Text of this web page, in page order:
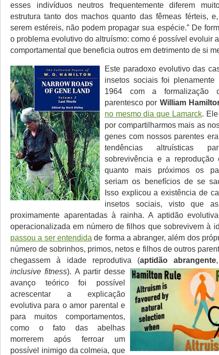
esses indivíduos neutros frequentemente diferem
estrutura tanto dos machos quanto das fêmeas férteis,
serem estéreis, não podem propagar sua espécie.” De
o problema evolutivo do altruísmo: como é possível evoluir
comportamental que beneficia outros em detrimento de si
Este paradoxo evolutivo das
insetos sociais foi plenamente
1964 com a formalização
parentesco por William
no mesmo dia que Lamarck.
por compartilharmos mais as
genes com nossos parentes
tendências altruísticas
sobrevivência e a reprodução
quanto mais próximos os
seriam os benefícios de se
Isso explicou a existência de
insetos sociais, visto que
proximamente aparentadas à rainha. A aptidão
operacionalizada em número de filhos que sobrevivem à
passou a ser entendida de forma a abranger, além dos
número de sobrinhos, primos, netos e filhos de outros
chegassem à idade reprodutiva (aptidão abrangente
inclusive fitness). A partir desse
avanço teórico foi possível
acrescentar a explicação
evolutiva para o amor parental e
para muitos comportamentos,
como o fato das abelhas
morrerem após ferroar um
possível inimigo da colmeia, que